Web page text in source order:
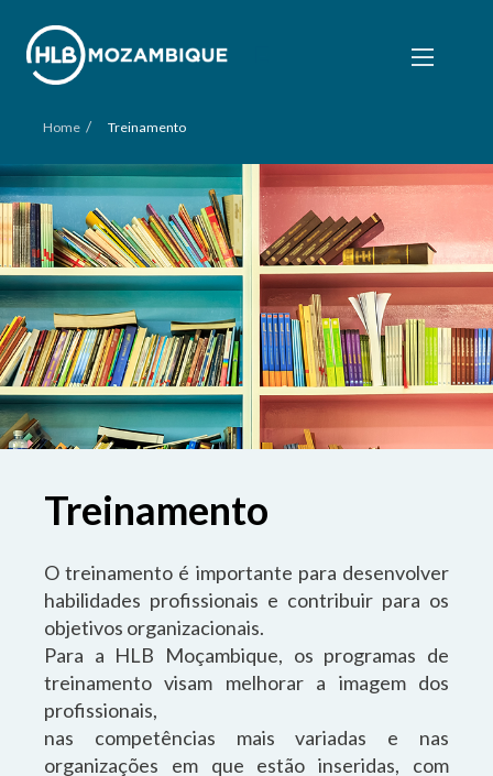
Home / Treinamento
Treinamento
O treinamento é importante para desenvolver
habilidades profissionais e contribuir para os
objetivos organizacionais.
Para a HLB Moçambique, os programas de
treinamento visam melhorar a imagem dos
profissionais,
nas competências mais variadas e nas
organizações em que estão inseridas, com